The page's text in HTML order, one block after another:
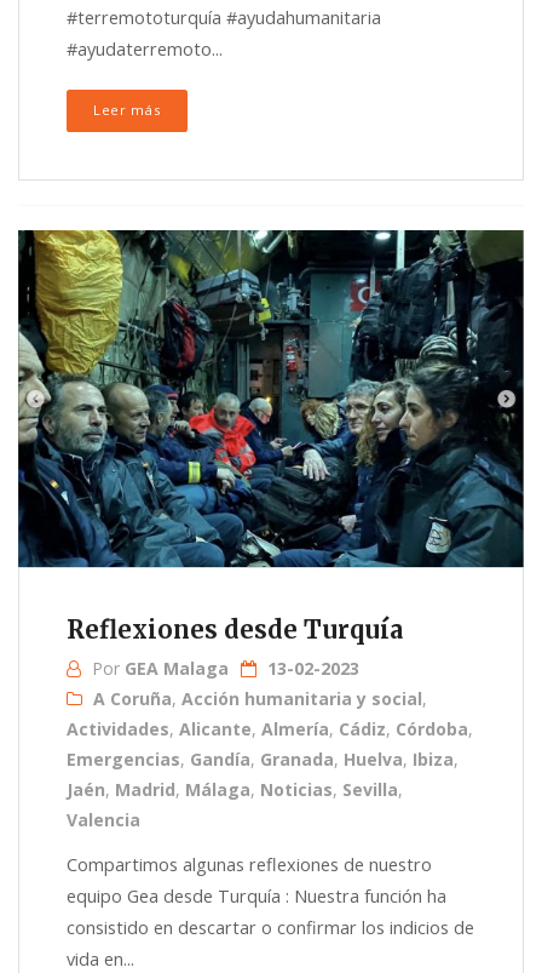
#terremototurquía #ayudahumanitaria
#ayudaterremoto...
Leer más
Reflexiones desde Turquía
Por GEA Malaga
13-02-2023
A Coruña, Acción humanitaria y social,
Actividades, Alicante, Almería, Cádiz, Córdoba,
Emergencias, Gandía, Granada, Huelva, Ibiza,
Jaén, Madrid, Málaga, Noticias, Sevilla,
Valencia
Compartimos algunas reflexiones de nuestro
equipo Gea desde Turquía : Nuestra función ha
consistido en descartar o confirmar los indicios de
vida en...